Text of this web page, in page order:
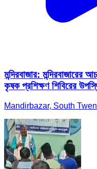
মন্দিরবাজার:
কৃষক প্রশিক্ষণ শিবিরের
Mandirbazar, South